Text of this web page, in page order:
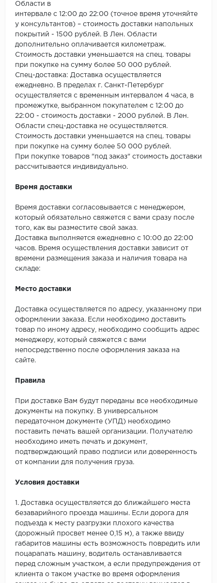
SPC Betta
SPC Flooring
SPC Ideal Flooring
SPC Kronostep
SPC Promo
SPC Stronghold
Tulesna
Veon
Vinil click
Области в
интервале с 12:00 до 22:00 (точное время уточняйте
у консультантов) – стоимость доставки напольных
покрытий - 1500 рублей. В Лен. Области
дополнительно оплачивается километраж.
Стоимость доставки уменьшается на спец. товары
при покупке на сумму более 50 000 рублей.
Спец-доставка: Доставка осуществляется
ежедневно. В пределах г. Санкт-Петербург
осуществляется с временным интервалом 4 часа, в
промежутке, выбранном покупателем с 12:00 до
22:00 - стоимость доставки - 2000 рублей. В Лен.
Области спец-доставка не осуществляется.
Стоимость доставки уменьшается на спец. товары
при покупке на сумму более 50 000 рублей.
При покупке товаров "под заказ" стоимость доставки
рассчитывается индивидуально.
Время доставки
Время доставки согласовывается с менеджером,
который обязательно свяжется с вами сразу после
того, как вы разместите свой заказ.
Доставка выполняется ежедневно с 10:00 до 22:00
часов. Время осуществления доставки зависит от
времени размещения заказа и наличия товара на
складе:
Место доставки
Доставка осуществляется по адресу, указанному при
оформлении заказа. Если необходимо доставить
товар по иному адресу, необходимо сообщить адрес
менеджеру, который свяжется с вами
непосредственно после оформления заказа на
сайте.
Правила
При доставке Вам будут переданы все необходимые
документы на покупку. В универсальном
передаточном документе (УПД) необходимо
поставить печать вашей организации. Получателю
необходимо иметь печать и документ,
подтверждающий право подписи или доверенность
от компании для получения груза.
Условия доставки
1. Доставка осуществляется до ближайшего места
безаварийного проезда машины. Если дорога для
подъезда к месту разгрузки плохого качества
(дорожный просвет менее 0,15 м), а также ввиду
габаритов машины есть возможность повредить или
поцарапать машину, водитель останавливается
перед сложным участком, а если предупреждения от
клиента о таком участке во время оформления